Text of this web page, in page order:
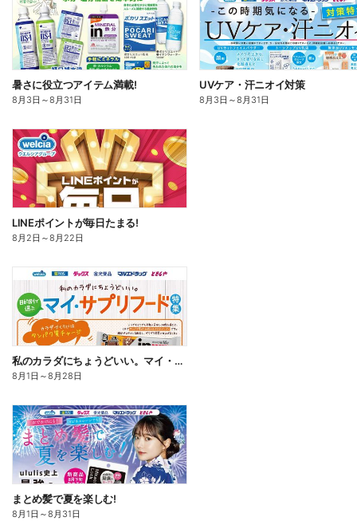
暑さに役立つアイテム満載!
8月3日 ～8月31日
UVケア・汗ニオイ対策
8月3日 ～8月31日
LINEポイントが毎日たまる!
8月2日 ～8月22日
私のカラダにちょうどいい。マイ・サプリフード
8月1日 ～8月28日
まとめ髪で夏を楽しむ!
8月1日 ～8月31日